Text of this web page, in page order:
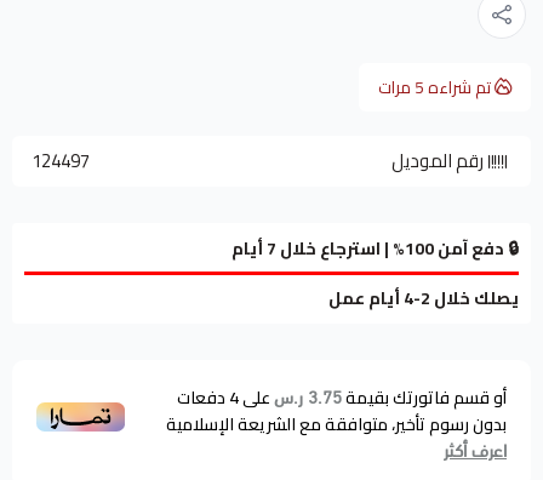
تم شراءه5مرات
رقم الموديل 124497
🔒 دفع آمن 100% | استرجاع خلال 7 أيام
يصلك خلال 2-4 أيام عمل
أو قسم فاتورتك بقيمة3.75 ر.س على4دفعات
بدون رسوم تأخير، متوافقة مع الشريعة الإسلامية
اعرف أكثر